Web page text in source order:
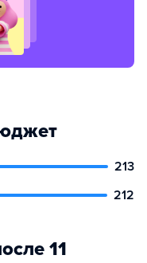
213
212
11